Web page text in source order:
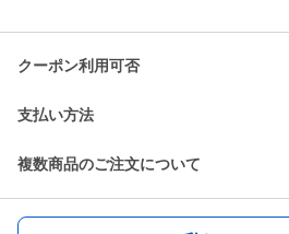
クーポン利用可否
支払い方法
複数商品のご注文について